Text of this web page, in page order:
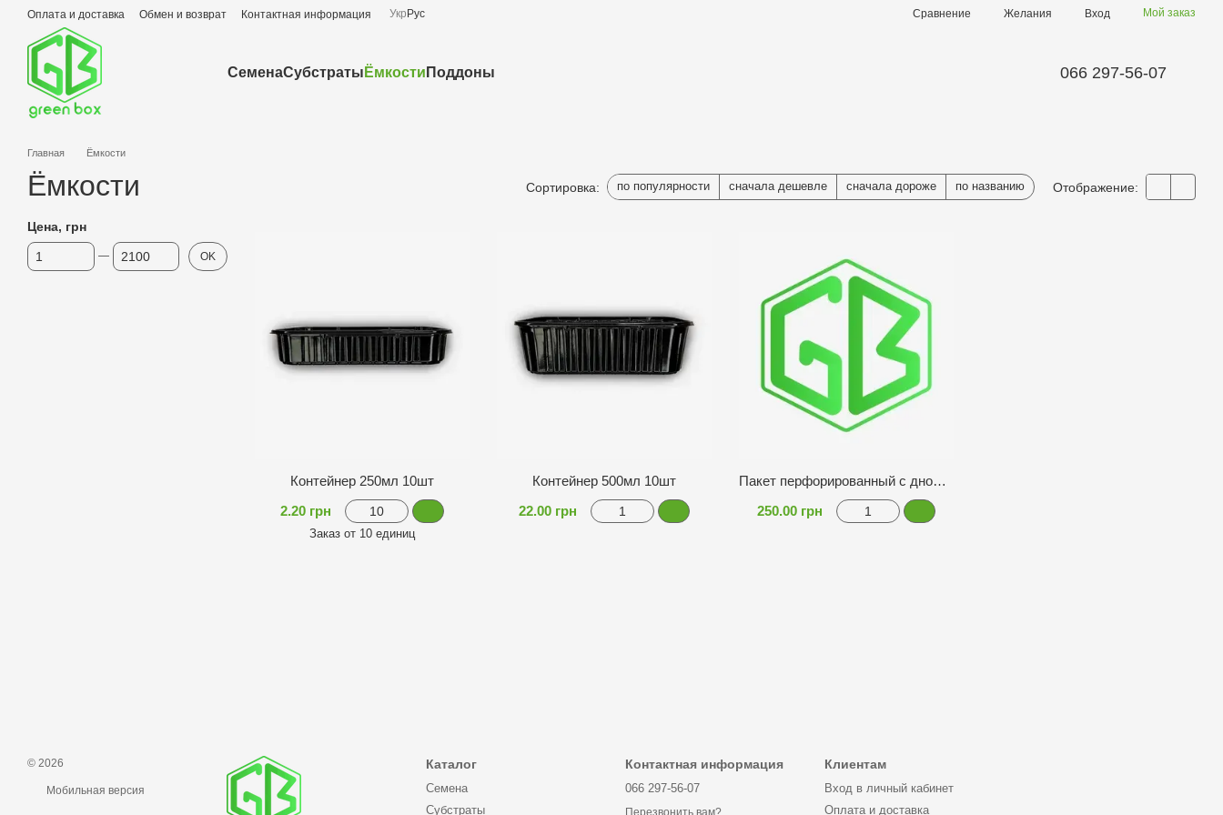
Перейти к основному контенту
Оплата и доставка Обмен и возврат Контактная информация Укр Рус Сравнение Желания Вход Мой заказ
СеменаСубстраты Ёмкости Поддоны 066 297-56-07
Главная Ёмкости
Ёмкости Сортировка: по популярности сначала дешевле сначала дороже по названию Отображение:
Контейнер 250мл 10шт
2.20 грн
Заказ от 10 единиц
Контейнер 500мл 10шт
22.00 грн
Пакет перфорированный с дном 25*30см 100шт
250.00 грн
Цена, грн
От Цена, грн
До Цена, грн OK
© 2026
Мобильная версия
Каталог
Семена
Субстраты
Контактная информация
066 297-56-07
Перезвонить вам?
Клиентам
Вход в личный кабинет
Оплата и доставка